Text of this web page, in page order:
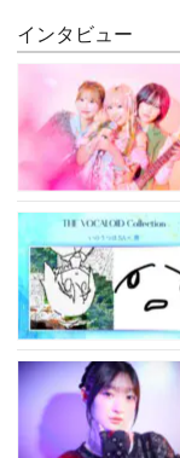
インタビュー